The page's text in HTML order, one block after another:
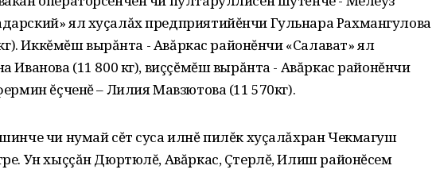
ял хуçалăх предприятийĕнчи Гульнара Рахмангулова
Иккĕмĕш вырăнта - Авăркас районĕнчи «Салават» ял
Иванова (11 800 кг), виççĕмĕш вырăнта - Авăркас районĕнчи
ĕçченĕ – Лилия Мавзютова (11 570кг).
чи нумай сĕт суса илнĕ пилĕк хуçалăхран Чекмагуш
Ун хыççăн Дюртюлĕ, Авăркас, Çтерлĕ, Илиш районĕсем